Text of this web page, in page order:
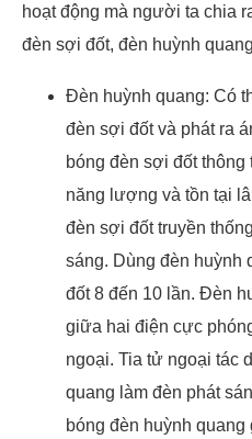
hoạt động mà người ta chia
đèn sợi đốt, đèn huỳnh
Đèn huỳnh quang: Có
đèn sợi đốt và phát ra
bóng đèn sợi đốt
năng lượng và tồn tại
đèn sợi đốt truyền
sáng. Dùng đèn huỳnh
đốt 8 đến 10 lần. Đèn
giữa hai điện cực
ngoại. Tia tử ngoại tác
quang làm đèn phát
bóng đèn huỳnh